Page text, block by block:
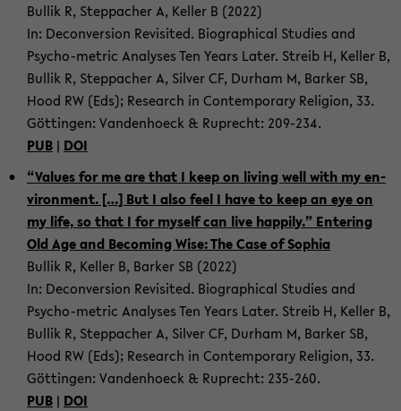
Bul­lik R, Step­pacher A, Keller B (2022)
In: De­con­ver­sion Re­vis­ited. Bi­o­graph­i­cal Stud­ies and
Psycho-​metric Analy­ses Ten Years Later. Streib H, Keller B,
Bul­lik R, Step­pacher A, Sil­ver CF, Durham M, Barker SB,
Hood RW (Eds); Re­search in Con­tem­po­rary Re­li­gion, 33.
Göttin­gen: Van­den­hoeck & Ruprecht: 209-​234.
PUB | DOI
“Val­ues for me are that I keep on liv­ing well with my en­
vi­ron­ment. […] But I also feel I have to keep an eye on
my life, so that I for my­self can live hap­pily.” En­ter­ing
Old Age and Be­com­ing Wise: The Case of Sophia
Bul­lik R, Keller B, Barker SB (2022)
In: De­con­ver­sion Re­vis­ited. Bi­o­graph­i­cal Stud­ies and
Psycho-​metric Analy­ses Ten Years Later. Streib H, Keller B,
Bul­lik R, Step­pacher A, Sil­ver CF, Durham M, Barker SB,
Hood RW (Eds); Re­search in Con­tem­po­rary Re­li­gion, 33.
Göttin­gen: Van­den­hoeck & Ruprecht: 235-​260.
PUB | DOI